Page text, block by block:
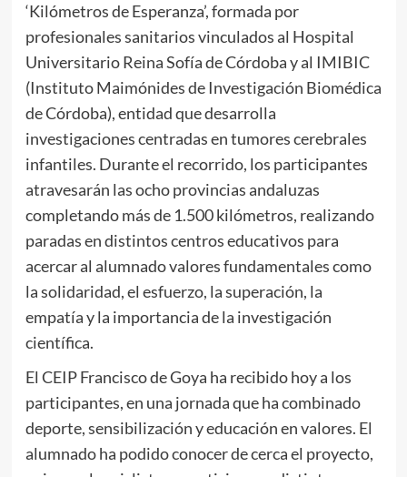
‘Kilómetros de Esperanza’, formada por
profesionales sanitarios vinculados al Hospital
Universitario Reina Sofía de Córdoba y al IMIBIC
(Instituto Maimónides de Investigación Biomédica
de Córdoba), entidad que desarrolla
investigaciones centradas en tumores cerebrales
infantiles. Durante el recorrido, los participantes
atravesarán las ocho provincias andaluzas
completando más de 1.500 kilómetros, realizando
paradas en distintos centros educativos para
acercar al alumnado valores fundamentales como
la solidaridad, el esfuerzo, la superación, la
empatía y la importancia de la investigación
científica.
El CEIP Francisco de Goya ha recibido hoy a los
participantes, en una jornada que ha combinado
deporte, sensibilización y educación en valores. El
alumnado ha podido conocer de cerca el proyecto,